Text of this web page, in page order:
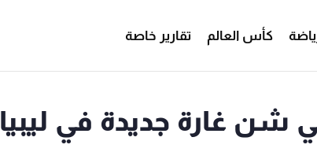
كأس العالم تقارير خاصة
غارة جديدة في ليبيا